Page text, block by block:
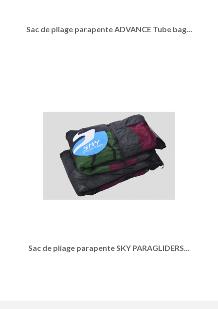
Sac de pliage parapente ADVANCE Tube bag...
Sac de pliage parapente SKY PARAGLIDERS...